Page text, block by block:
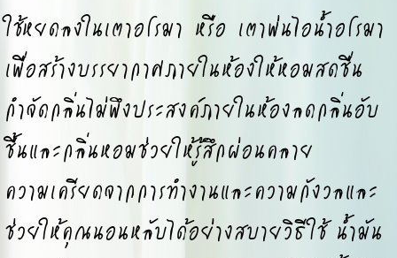
ใช้หยดลงในเตาอโรมา หรือ เตาพ่นไอน้ำอโรมา
เพื่อสร้างบรรยากาศภายในห้องให้หอมสดชื่น
กำจัดกลิ่นไม่พึงประสงค์ภายในห้องลดกลิ่นอับ
ชื้นและกลิ่นหอมช่วยให้รู้สึกผ่อนคลาย
ความเครียดจากการทำงานและความกังวลและ
ช่วยให้คุณนอนหลับได้อย่างสบายวิธีใช้ น้ำมัน